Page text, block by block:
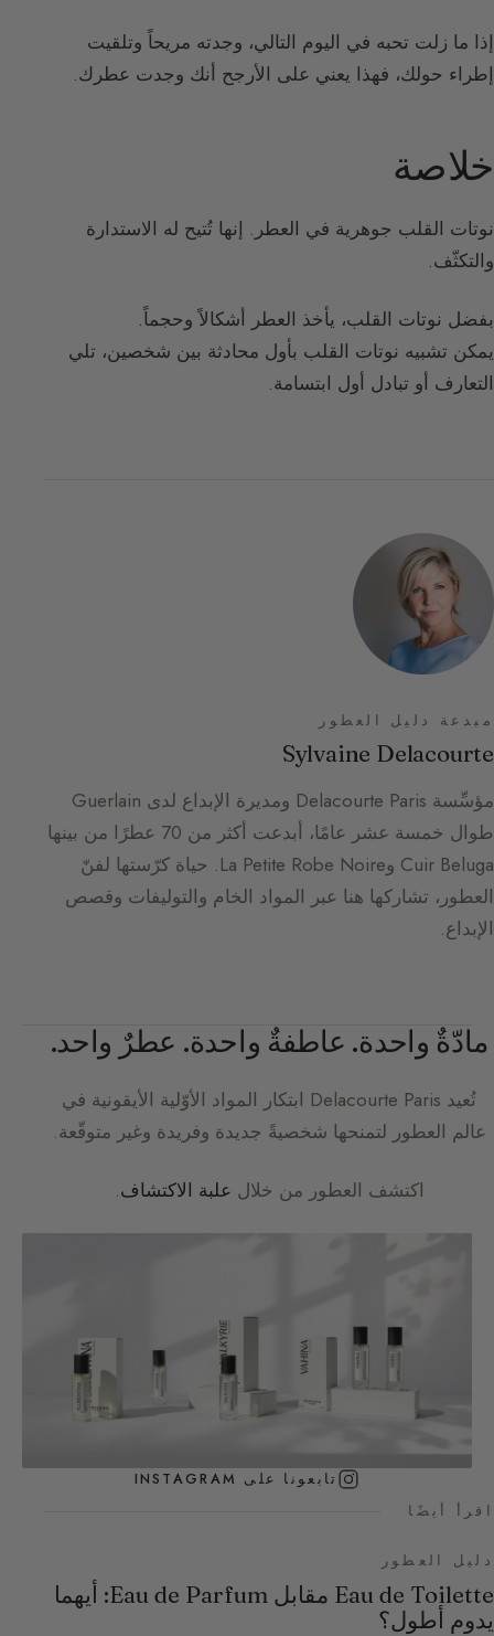
إذا ما زلت تحبه في اليوم التالي، وجدته مريحاً وتلقيت
إطراء حولك، فهذا يعني على الأرجح أنك وجدت عطرك.
خلاصة
نوتات القلب جوهرية في العطر. إنها تُتيح له الاستدارة
والتكثّف.
بفضل نوتات القلب، يأخذ العطر أشكالاً وحجماً.
يمكن تشبيه نوتات القلب بأول محادثة بين شخصين، تلي
التعارف أو تبادل أول ابتسامة.
مبدعة دليل العطور
Sylvaine Delacourte
مؤسِّسة Delacourte Paris ومديرة الإبداع لدى Guerlain
طوال خمسة عشر عامًا، أبدعت أكثر من 70 عطرًا من بينها
Cuir Beluga وLa Petite Robe Noire. حياة كرّستها لفنّ
العطور، تشاركها هنا عبر المواد الخام والتوليفات وقصص
الإبداع.
مادّةٌ واحدة. عاطفةٌ واحدة. عطرٌ واحد.
تُعيد Delacourte Paris ابتكار المواد الأوّلية الأيقونية في
عالم العطور لتمنحها شخصيةً جديدة وفريدة وغير متوقّعة.
اكتشف العطور من خلال علبة الاكتشاف.
تابعونا على INSTAGRAM
اقرأ أيضًا
دليل العطور
Eau de Toilette مقابل Eau de Parfum: أيهما
يدوم أطول؟